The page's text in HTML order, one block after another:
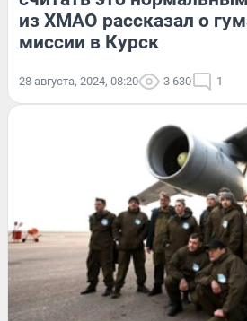
из ХМАО рассказал о
миссии в Курск
28 августа, 2024, 08:20 3 630 1